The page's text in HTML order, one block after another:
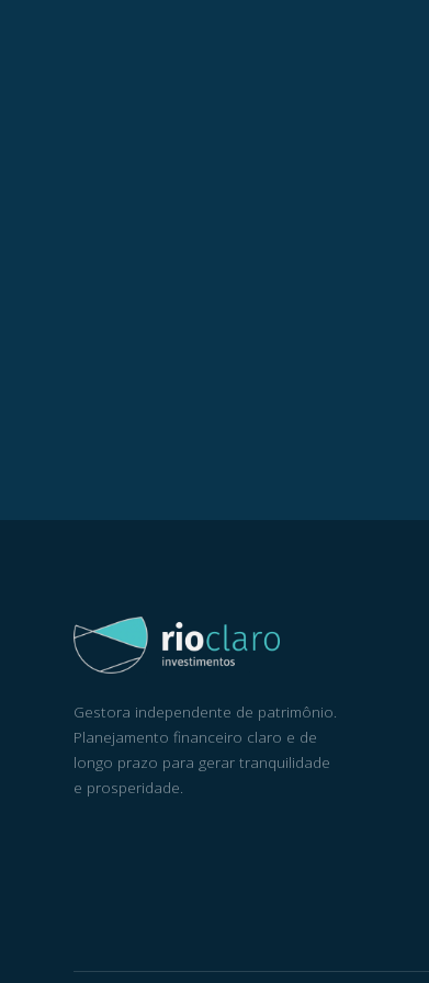
Gestora independente de patrimônio.
Planejamento financeiro claro e de
longo prazo para gerar tranquilidade
e prosperidade.